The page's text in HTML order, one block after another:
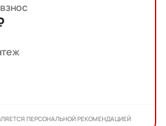
ПЕРСОНАЛЬНОЙ РЕКОМЕНДАЦИЕЙ